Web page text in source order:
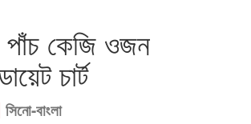
পাঁচ কেজি ওজন
চার্ট
সিনো-বাংলা